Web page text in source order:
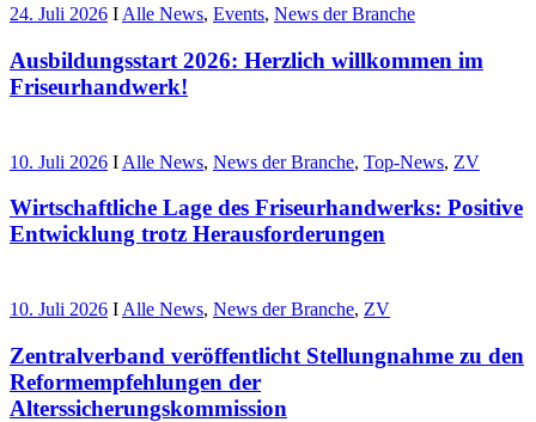
24. Juli 2026 I Alle News, Events, News der Branche
Ausbildungsstart 2026: Herzlich willkommen im
Friseurhandwerk!
10. Juli 2026 I Alle News, News der Branche, Top-News, ZV
Wirtschaftliche Lage des Friseurhandwerks: Positive
Entwicklung trotz Herausforderungen
10. Juli 2026 I Alle News, News der Branche, ZV
Zentralverband veröffentlicht Stellungnahme zu den
Reformempfehlungen der
Alterssicherungskommission